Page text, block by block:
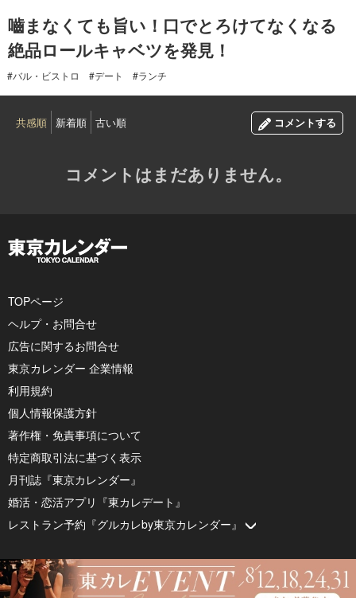
嚙まなくても旨い！口でとろけてなくなる
絶品ロールキャベツを発見！
#バル・ビストロ #デート #ランチ
共感順 新着順 古い順 コメントする
コメントはまだありません。
TOPページ
ヘルプ・お問合せ
広告に関するお問合せ
東京カレンダー 企業情報
利用規約
個人情報保護方針
著作権・免責事項について
特定商取引法に基づく表示
月刊誌『東京カレンダー』
婚活・恋活アプリ『東カレデート』
レストラン予約『グルカレby東京カレンダー』